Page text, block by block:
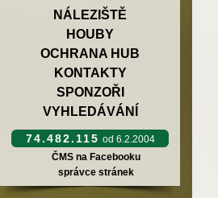
NÁLEZIŠTĚ
HOUBY
OCHRANA HUB
KONTAKTY
SPONZOŘI
VYHLEDÁVÁNÍ
74.482.115 od 6.2.2004
ČMS na Facebooku
správce stránek